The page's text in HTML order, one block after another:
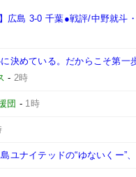
広島 3-0 千葉●戦評/中野就
決めている。だからこそ第
- 2時
団 - 1時
ユナイテッドの“ゆないくー”